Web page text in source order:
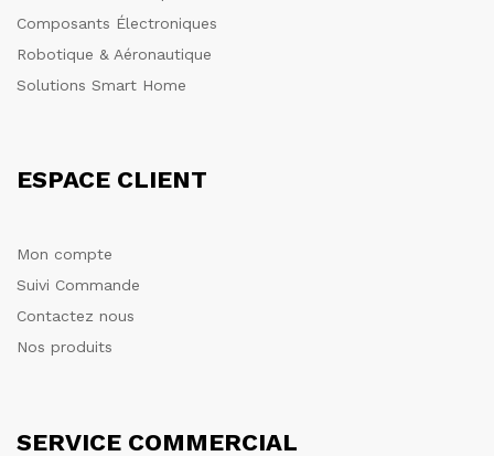
Composants Électroniques
Robotique & Aéronautique
Solutions Smart Home
ESPACE CLIENT
Mon compte
Suivi Commande
Contactez nous
Nos produits
SERVICE COMMERCIAL